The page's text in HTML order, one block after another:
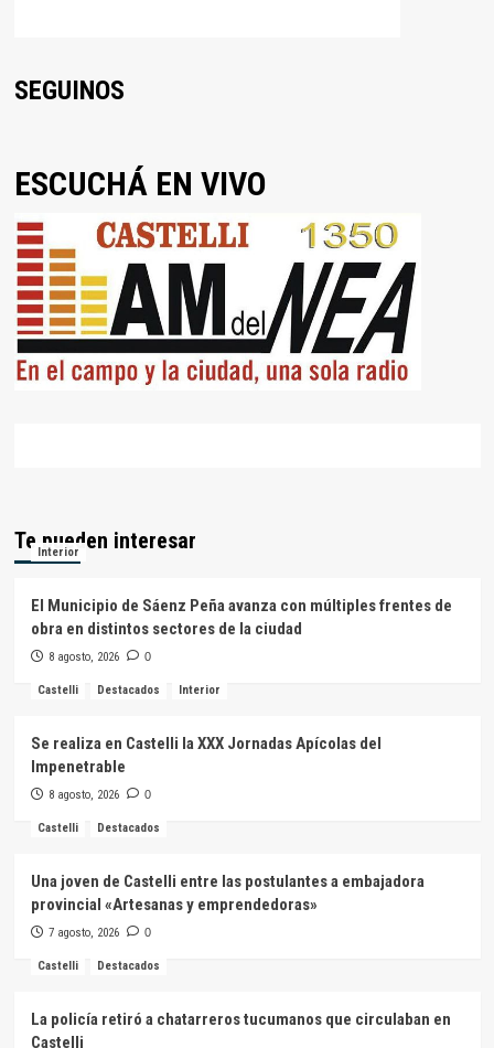
SEGUINOS
ESCUCHÁ EN VIVO
Te pueden interesar
Interior
El Municipio de Sáenz Peña avanza con múltiples frentes de
obra en distintos sectores de la ciudad
8 agosto, 2026 0
Castelli Destacados Interior
Se realiza en Castelli la XXX Jornadas Apícolas del
Impenetrable
8 agosto, 2026 0
Castelli Destacados
Una joven de Castelli entre las postulantes a embajadora
provincial «Artesanas y emprendedoras»
7 agosto, 2026 0
Castelli Destacados
La policía retiró a chatarreros tucumanos que circulaban en
Castelli